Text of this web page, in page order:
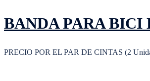
BANDA PARA BICI
PRECIO POR EL PAR DE CINTAS (2